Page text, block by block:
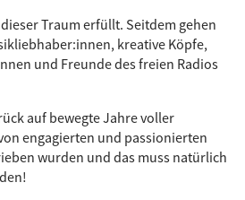
Traum erfüllt. Seitdem gehen
kreative Köpfe,
und Freunde des freien Radios
auf bewegte Jahre voller
engagierten und passionierten
wurden und das muss natürlich